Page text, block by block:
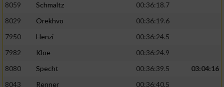
8059
Schmaltz
00:36:18.7
8029
Orekhvo
00:36:19.6
7950
Henzi
00:36:24.5
7982
Kloe
00:36:24.9
8080
Specht 00:36:39.5
03:04:16
8043
Renner
00:36:40.5